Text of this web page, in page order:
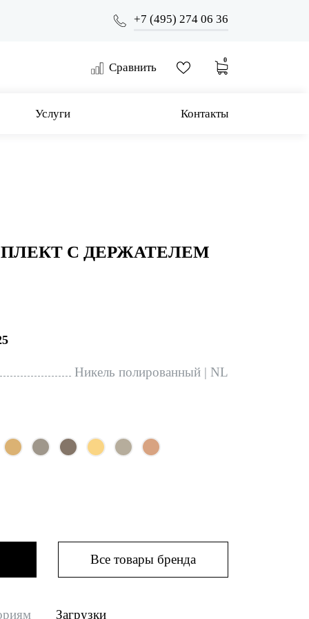
+7 (495) 274 06 36
Сравнить
0
Услуги Контакты
С ДЕРЖАТЕЛЕМ
Никель полированный | NL
Все товары бренда
Загрузки